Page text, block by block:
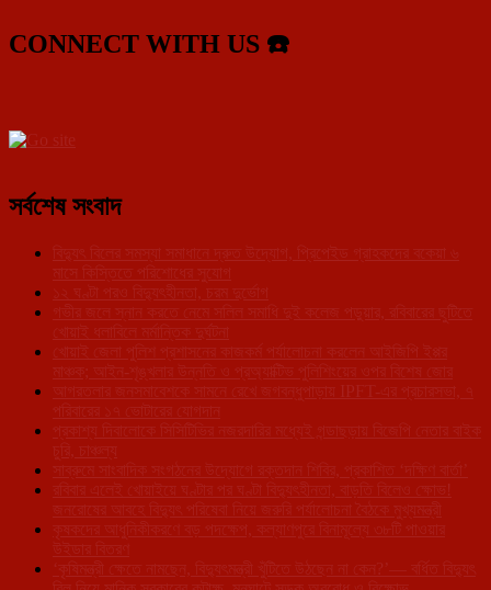
CONNECT WITH US ☎️
সর্বশেষ সংবাদ
বিদ্যুৎ বিলের সমস্যা সমাধানে দ্রুত উদ্যোগ, প্রিপেইড গ্রাহকদের বকেয়া ৬
মাসে কিস্তিতে পরিশোধের সুযোগ
১২ ঘণ্টা পরও বিদ্যুৎহীনতা, চরম দুর্ভোগ
গভীর জলে স্নান করতে নেমে সলিল সমাধি দুই কলেজ পড়ুয়ার, রবিবারের ছুটিতে
খোয়াই ধলাবিলে মর্মান্তিক দুর্ঘটনা
খোয়াই জেলা পুলিশ প্রশাসনের কাজকর্ম পর্যালোচনা করলেন আইজিপি ইপ্পর
মাঞ্চক; আইন-শৃঙ্খলার উন্নতি ও প্রঅ্যাক্টিভ পুলিশিংয়ের ওপর বিশেষ জোর
আগরতলার জনসমাবেশকে সামনে রেখে জগবন্ধুপাড়ায় IPFT-এর প্রচারসভা, ৭
পরিবারের ১৭ ভোটারের যোগদান
প্রকাশ্য দিবালোকে সিসিটিভির নজরদারির মধ্যেই গন্ডাছড়ায় বিজেপি নেতার বাইক
চুরি, চাঞ্চল্য
সাব্রুমে সাংবাদিক সংগঠনের উদ্যোগে রক্তদান শিবির, প্রকাশিত ‘দক্ষিণ বার্তা’
রবিবার এলেই খোয়াইয়ে ঘণ্টার পর ঘণ্টা বিদ্যুৎহীনতা, বাড়তি বিলেও ক্ষোভ!
জনরোষের আবহে বিদ্যুৎ পরিষেবা নিয়ে জরুরি পর্যালোচনা বৈঠকে মুখ্যমন্ত্রী
কৃষকদের আধুনিকীকরণে বড় পদক্ষেপ, কল্যাণপুরে বিনামূল্যে ৩৮টি পাওয়ার
উইডার বিতরণ
‘কৃষিমন্ত্রী ক্ষেতে নামছেন, বিদ্যুৎমন্ত্রী খুঁটিতে উঠছেন না কেন?’— বর্ধিত বিদ্যুৎ